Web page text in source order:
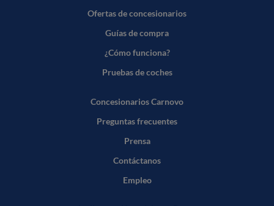
Ofertas de concesionarios
Guías de compra
¿Cómo funciona?
Pruebas de coches
Concesionarios Carnovo
Preguntas frecuentes
Prensa
Contáctanos
Empleo